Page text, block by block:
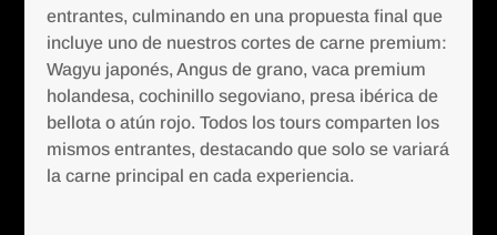
entrantes, culminando en una propuesta final que
incluye uno de nuestros cortes de carne premium:
Wagyu japonés, Angus de grano, vaca premium
holandesa, cochinillo segoviano, presa ibérica de
bellota o atún rojo. Todos los tours comparten los
mismos entrantes, destacando que solo se variará
la carne principal en cada experiencia.